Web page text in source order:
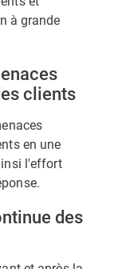
à grande
clients
en une
l'effort
des